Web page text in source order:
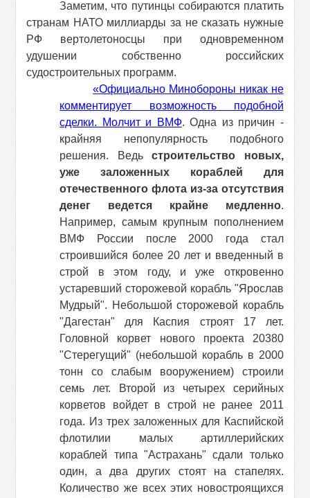
Заметим, что путинцы собираются платить
странам НАТО миллиарды за не сказать нужные
РФ вертолетоносцы при одновременном
удушении собственно российских
судостроительных программ.
«Официально Минобороны никак не
комментирует возможность подобной
сделки. Молчит и ВМФ. Одна из причин -
крайняя непопулярность подобного
решения. Ведьстроительство новых,
уже заложенных кораблей для
отечественного флота из-за отсутствия
денег ведется крайне медленно.
Например, самым крупным пополнением
ВМФ России после 2000 года стал
строившийся более 20 лет и введенный в
строй в этом году, и уже откровенно
устаревший сторожевой корабль "Ярослав
Мудрый". Небольшой сторожевой корабль
"Дагестан" для Каспия строят 17 лет.
Головной корвет нового проекта 20380
"Стерегущий" (небольшой корабль в 2000
тонн со слабым вооружением) строили
семь лет. Второй из четырех серийных
корветов войдет в строй не ранее 2011
года. Из трех заложенных для Каспийской
флотилии малых артиллерийских
кораблей типа "Астрахань" сдали только
один, а два других стоят на стапелях.
Количество же всех этих новостроящихся